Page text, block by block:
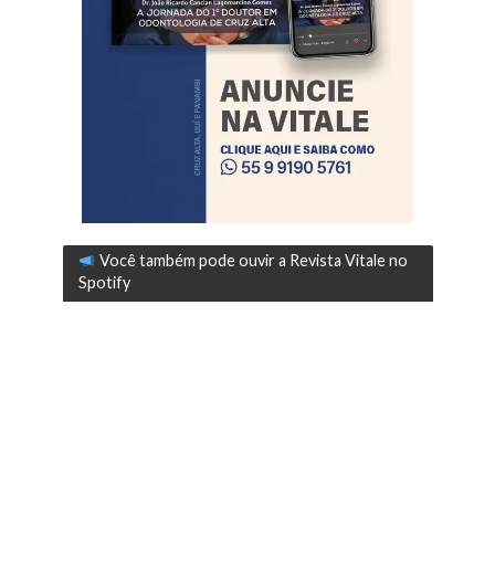
Você também pode ouvir a Revista Vitale no
Spotify